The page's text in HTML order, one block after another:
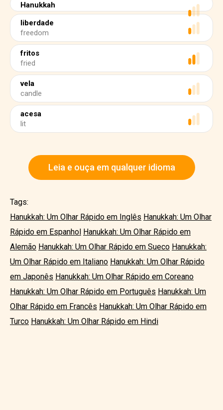
Hanukkah
liberdade
freedom
fritos
fried
vela
candle
acesa
lit
Leia e ouça em qualquer idioma
Tags:
Hanukkah: Um Olhar Rápido em Inglês Hanukkah: Um Olhar
Rápido em Espanhol Hanukkah: Um Olhar Rápido em
Alemão Hanukkah: Um Olhar Rápido em Sueco Hanukkah:
Um Olhar Rápido em Italiano Hanukkah: Um Olhar Rápido
em Japonês Hanukkah: Um Olhar Rápido em Coreano
Hanukkah: Um Olhar Rápido em Português Hanukkah: Um
Olhar Rápido em Francês Hanukkah: Um Olhar Rápido em
Turco Hanukkah: Um Olhar Rápido em Hindi